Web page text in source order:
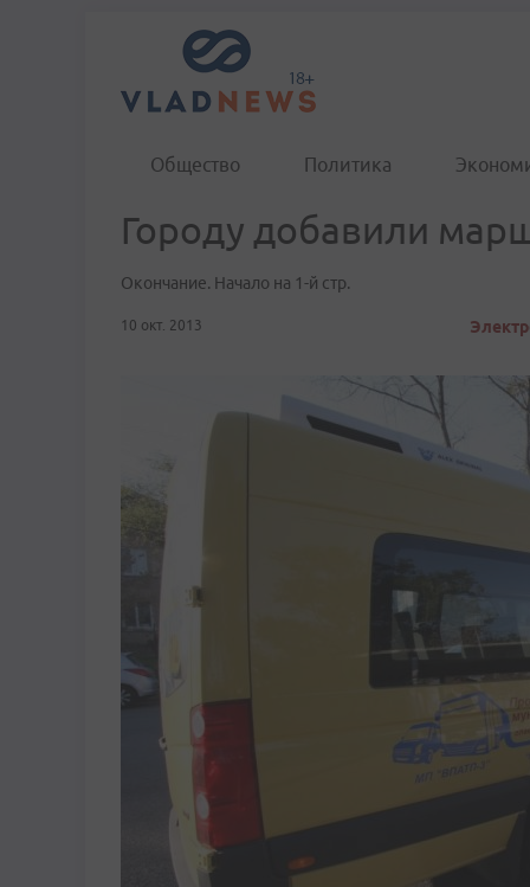
Общество Политика
Городу добавили
Окончание. Начало на 1-й стр.
10 окт. 2013